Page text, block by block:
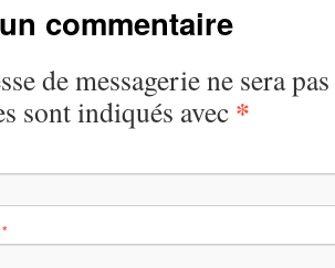
commentaire
de messagerie ne sera
sont indiqués avec *
*